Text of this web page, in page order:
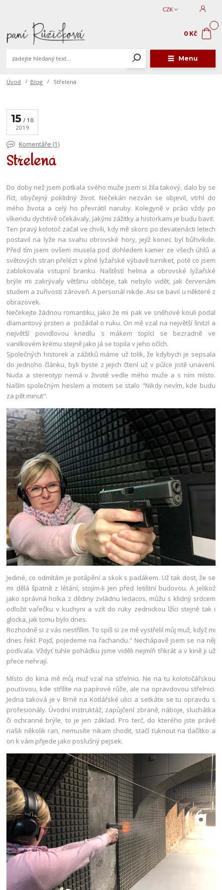
Menu
CZK
0 Kč
Úvod Blog Střelená
15
10
2019
Komentáře (1)
Střelená
Do doby než jsem potkala svého muže jsem si žila takový, dalo by se
říct, obyčejný poklidný život. Nečekán nezván se objevil, vtrhl do
mého života a celý ho převrátil naruby. Kolegyně v práci vždy po
víkendu dychtivě očekávaly, jakými zážitky a historkami je budu bavit.
Ten pravý kolotoč začal ve chvíli, kdy mě skoro po devatenácti letech
postavil na lyže na svahu obrovské hory, jejíž konec byl bůhvíkde.
Před tím jsem ovšem musela pod dohledem kamer ze všech úhlů a
světových stran přelézt v plné lyžařské výbavě turniket, poté co jsem
zablokovala vstupní branku. Naštěstí helma a obrovské lyžařské
brýle mi zakrývaly většinu obličeje, tak nebylo vidět, jak červenám
studem a zuřivostí zároveň. A personál nikde. Asi se bavil u některé z
obrazovek.
Nečekejte žádnou romantiku, jako že mi pak ve sněhové kouli podal
diamantový prsten a požádal o ruku. On mě vzal na největší šnitzl a
největší povidlovou knedlu s mákem topící se bezradně ve
vanilkovém krému stejně jako já se topila v jeho očích.
Společných historek a zážitků máme už tolik, že kdybych je sepsala
do jednoho článku, byli byste z jejich čtení už v půlce jistě unavení.
Nuda a stereotyp nemá v životě vedle mého muže a s ním místo.
Naším společným heslem a motem se stalo "Nikdy nevím, kde budu
za pět minut".
Jediné, co odmítám je potápění a skok s padákem. Už tak dost, že se
mi dělá špatně z létání, stojím-li jen před letištní budovou. A jelikož
jako správná holka z dědiny zvládnu ledacos, můžu s klidný srdcem
odložit vařečku v kuchyni a vzít do ruky zednickou lžíci stejně tak i
glocka, jak tomu bylo dnes.
Rozhodně si z vás nestřílím. To spíš si ze mě vystřelil můj muž, když mi
dnes řekl: Pojď, pojedeme na řachandu." Nechápavě jsem se na něj
podívala. Vždyť tuhle pohádku jsme viděli nejmíň třikrát a v kině ji už
přece nehrají.
Místo do kina mě můj muž vzal na střelnici. Ne na tu kolotočářskou
pouťovou, kde střílíte na papírové růže, ale na opravdovou střelnici.
Jedna taková je v Brně na Kotlářské ulici a setkáte se tu opravdu s
profesionály. Úvodní instruktáž, zapůjčení zbraně, náboje, sluchátka
či ochranné brýle, to je jen základ. Pro terč, do kterého jste právě
našili několik ran, nemusíte nikam chodit, stačí ťuknout na tlačítko a
on k vám přijede jako poslušný pejsek.